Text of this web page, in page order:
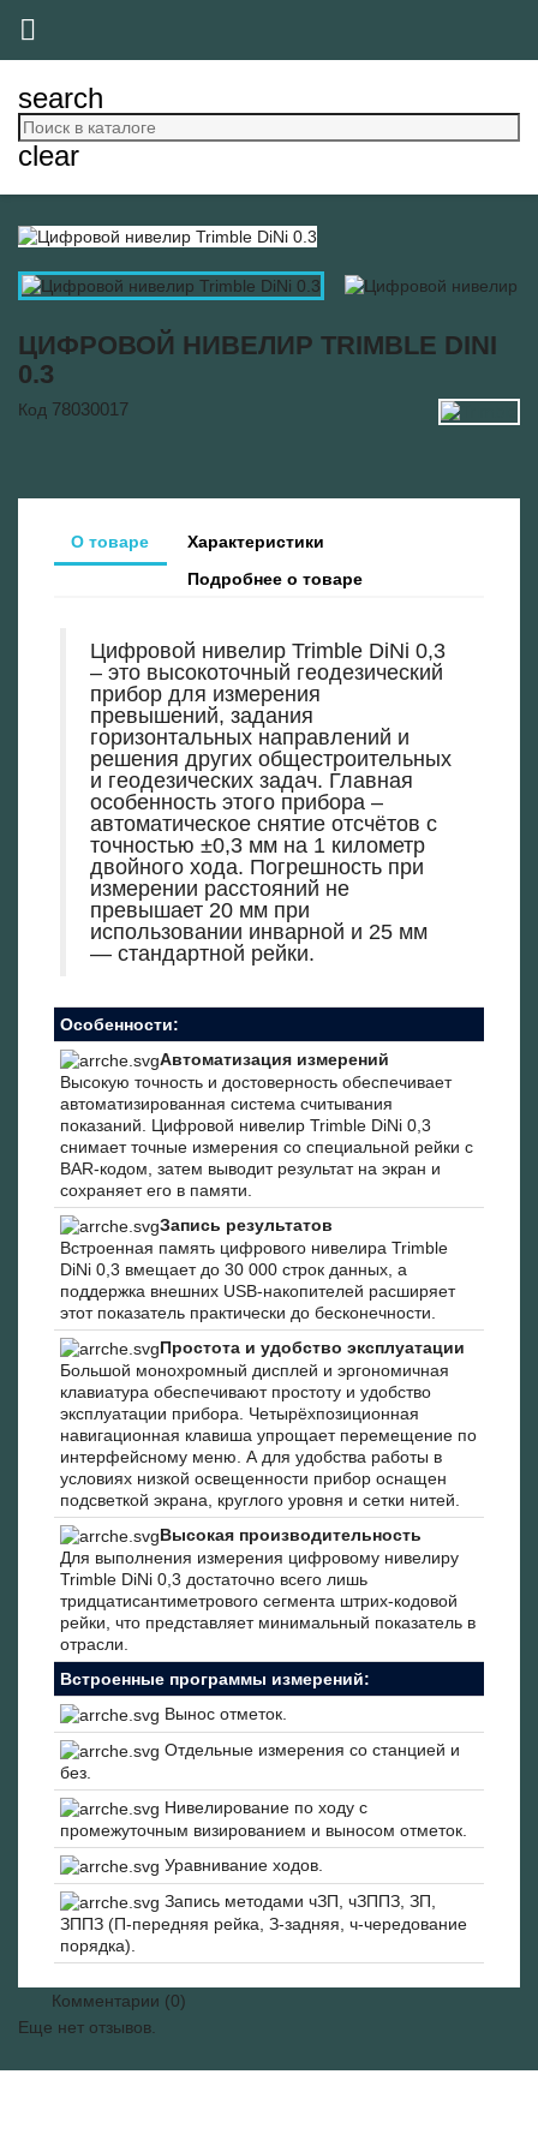

search
clear
ЦИФРОВОЙ НИВЕЛИР TRIMBLE DINI
0.3
Код 78030017
О товаре
Характеристики
Подробнее о товаре
Цифровой нивелир Trimble DiNi 0,3
– это высокоточный геодезический
прибор для измерения
превышений, задания
горизонтальных направлений и
решения других общестроительных
и геодезических задач. Главная
особенность этого прибора –
автоматическое снятие отсчётов с
точностью ±0,3 мм на 1 километр
двойного хода. Погрешность при
измерении расстояний не
превышает 20 мм при
использовании инварной и 25 мм
— стандартной рейки.
Особенности:
Автоматизация измерений
Высокую точность и достоверность обеспечивает
автоматизированная система считывания
показаний. Цифровой нивелир Trimble DiNi 0,3
снимает точные измерения со специальной рейки с
BAR-кодом, затем выводит результат на экран и
сохраняет его в памяти.
Запись результатов
Встроенная память цифрового нивелира Trimble
DiNi 0,3 вмещает до 30 000 строк данных, а
поддержка внешних USB-накопителей расширяет
этот показатель практически до бесконечности.
Простота и удобство эксплуатации
Большой монохромный дисплей и эргономичная
клавиатура обеспечивают простоту и удобство
эксплуатации прибора. Четырёхпозиционная
навигационная клавиша упрощает перемещение по
интерфейсному меню. А для удобства работы в
условиях низкой освещенности прибор оснащен
подсветкой экрана, круглого уровня и сетки нитей.
Высокая производительность
Для выполнения измерения цифровому нивелиру
Trimble DiNi 0,3 достаточно всего лишь
тридцатисантиметрового сегмента штрих-кодовой
рейки, что представляет минимальный показатель в
отрасли.
Встроенные программы измерений:
Вынос отметок.
Отдельные измерения со станцией и
без.
Нивелирование по ходу с
промежуточным визированием и выносом отметок.
Уравнивание ходов.
Запись методами чЗП, чЗППЗ, ЗП,
ЗППЗ (П-передняя рейка, З-задняя, ч-чередование
порядка).
Комментарии (0)
Еще нет отзывов.